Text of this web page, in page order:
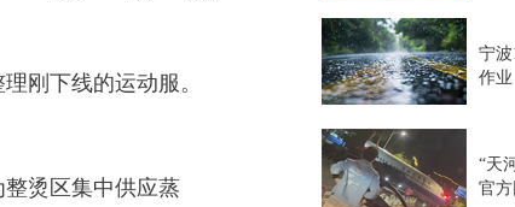
刚下线的运动服。
烫区集中供应蒸
宁
作业
“天
官